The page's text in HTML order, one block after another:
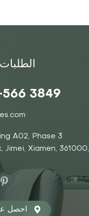
3849
A02, Phase 3
Jimei, Xiamen, 361000,
احصل